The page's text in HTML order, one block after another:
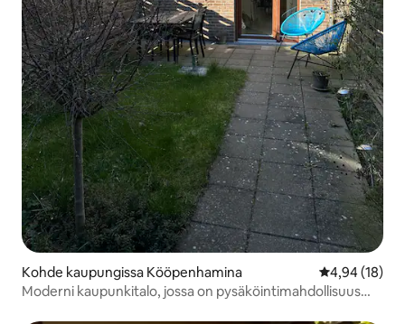
Kohde kaupungissa Kööpenhamina
4,94 (18)
Moderni kaupunkitalo, jossa on pysäköintimahdollisuus